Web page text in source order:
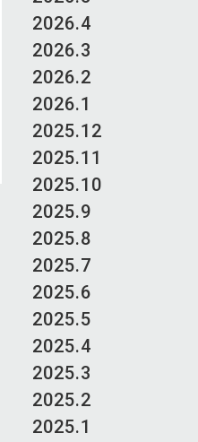
2026.4
2026.3
2026.2
2026.1
2025.12
2025.11
2025.10
2025.9
2025.8
2025.7
2025.6
2025.5
2025.4
2025.3
2025.2
2025.1